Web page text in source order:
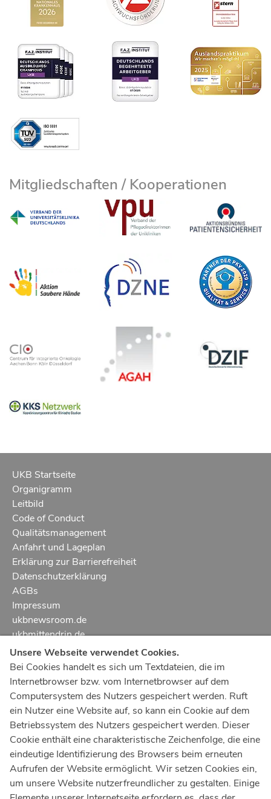
Mitgliedschaften / Kooperationen
UKB Startseite
Organigramm
Leitbild
Code of Conduct
Qualitätsmanagement
Anfahrt und Lageplan
Erklärung zur Barrierefreiheit
Datenschutzerklärung
AGBs
Impressum
ukbnewsroom.de
ukbmittendrin.de
Notruf112
Ärztlicher Notdienst116 117
Giftnotrufzentrale
Tel: +49 22819240
Notfallzentrum Bonn
Kindernotfallzentrum Bonn
UKB-Telefonzentrale
Unsere Webseite verwendet Cookies.
Bei Cookies handelt es sich um Textdateien, die im
Internetbrowser bzw. vom Internetbrowser auf dem
Computersystem des Nutzers gespeichert werden. Ruft
ein Nutzer eine Website auf, so kann ein Cookie auf dem
Betriebssystem des Nutzers gespeichert werden. Dieser
Cookie enthält eine charakteristische Zeichenfolge, die eine
eindeutige Identifizierung des Browsers beim erneuten
Aufrufen der Website ermöglicht. Wir setzen Cookies ein,
um unsere Website nutzerfreundlicher zu gestalten. Einige